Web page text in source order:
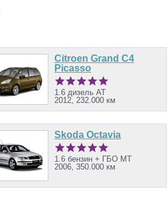
Citroen Grand C4
Picasso
1.6 дизель AT
2012, 232.000 км
Skoda Octavia
1.6 бензин + ГБО MT
2006, 350.000 км